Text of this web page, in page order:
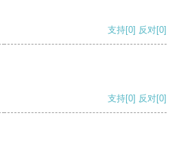
支持[0] 反对[0]
支持[0] 反对[0]